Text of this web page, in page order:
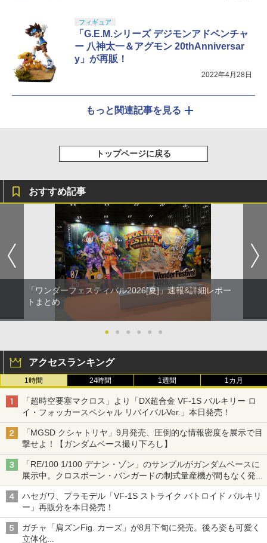
フィギュア
「G.E.M.シリーズ デジモンアドベンチャ
ー 八神太一＆アグモン 20thAnniversar
y」が再販！
2022年4月28日
もっと関連記事を見る
トップページに戻る
おすすめ記事
「ワンダーフェスティバル2026[夏]」速報&詳細レポー
トまとめ
● ● ● ● ● ●
アクセスランキング
1時間 24時間 1週間 1カ月
「超時空要塞マクロス」より「DX超合金 VF-1S バルキリー ロ
イ・フォッカースペシャル リバイバルVer.」本日発売！
「MGSD クシャトリヤ」9月発売、圧倒的な情報密度を展示で目
撃せよ！【ガンダムベース撮り下ろし】
「RE/100 1/100 デナン・ゾン」のサンプルがガンダムベースに
展示中。クロスボーン・バンガードの制式量産機が間もなく発送
【ガンダムベース撮り下ろし】
ハセガワ、プラモデル「VF-1S ストライク バトロイド バルキリ
ー」再販分を本日発売！
ガチャ「肩ズンFig. カーズ」が8月下旬に発売。後ろ姿も可愛く
立体化